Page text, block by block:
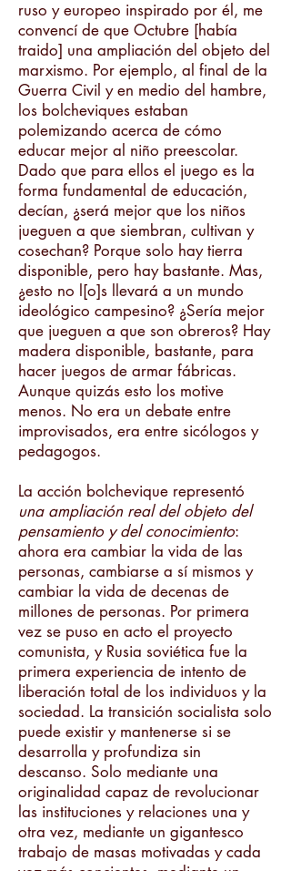
ruso y europeo inspirado por él, me
convencí de que Octubre [había
traido] una ampliación del objeto del
marxismo. Por ejemplo, al final de la
Guerra Civil y en medio del hambre,
los bolcheviques estaban
polemizando acerca de cómo
educar mejor al niño preescolar.
Dado que para ellos el juego es la
forma fundamental de educación,
decían, ¿será mejor que los niños
jueguen a que siembran, cultivan y
cosechan? Porque solo hay tierra
disponible, pero hay bastante. Mas,
¿esto no l[o]s llevará a un mundo
ideológico campesino? ¿Sería mejor
que jueguen a que son obreros? Hay
madera disponible, bastante, para
hacer juegos de armar fábricas.
Aunque quizás esto los motive
menos. No era un debate entre
improvisados, era entre sicólogos y
pedagogos.
La acción bolchevique representó
una ampliación real del objeto del
pensamiento y del conocimiento:
ahora era cambiar la vida de las
personas, cambiarse a sí mismos y
cambiar la vida de decenas de
millones de personas. Por primera
vez se puso en acto el proyecto
comunista, y Rusia soviética fue la
primera experiencia de intento de
liberación total de los individuos y la
sociedad. La transición socialista solo
puede existir y mantenerse si se
desarrolla y profundiza sin
descanso. Solo mediante una
originalidad capaz de revolucionar
las instituciones y relaciones una y
otra vez, mediante un gigantesco
trabajo de masas motivadas y cada